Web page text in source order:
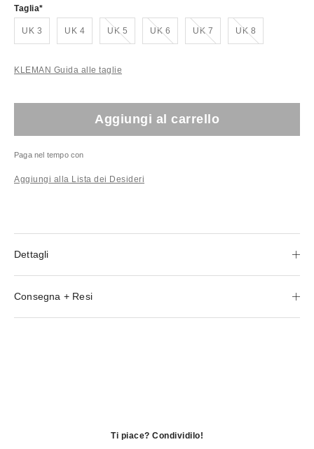
Taglia
UK 3 UK 4 UK 5Esaurito!UK 6Esaurito!UK 7Esaurito!UK 8Esaurito!
KLEMAN Guida alle taglie
Aggiungi al carrello
Paga nel tempo con
Aggiungi alla Lista dei Desideri
Dettagli
Consegna + Resi
Ti piace? Condividilo!